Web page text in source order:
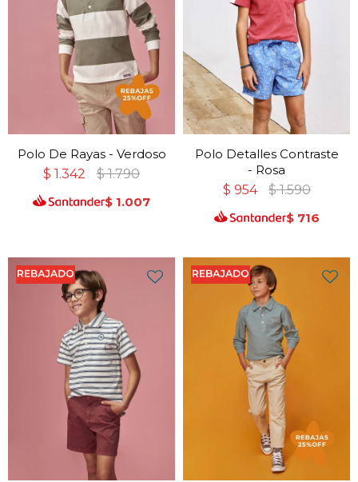
Polo De Rayas - Verdoso
$ 1.342 $ 1.790
$ 1.007
Polo Detalles Contraste
- Rosa
$ 954 $ 1.590
$ 716